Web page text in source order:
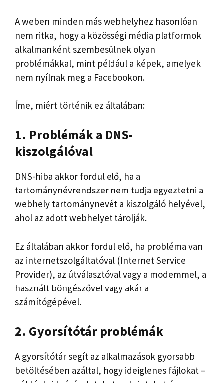
A weben minden más webhelyhez hasonlóan
nem ritka, hogy a közösségi média platformok
alkalmanként szembesülnek olyan
problémákkal, mint például a képek, amelyek
nem nyílnak meg a Facebookon.
Íme, miért történik ez általában:
1. Problémák a DNS-
kiszolgálóval
DNS-hiba akkor fordul elő, ha a
tartománynévrendszer nem tudja egyeztetni a
webhely tartománynevét a kiszolgáló helyével,
ahol az adott webhelyet tárolják.
Ez általában akkor fordul elő, ha probléma van
az internetszolgáltatóval (Internet Service
Provider), az útválasztóval vagy a modemmel, a
használt böngészővel vagy akár a
számítógépével.
2. Gyorsítótár problémák
A gyorsítótár segít az alkalmazások gyorsabb
betöltésében azáltal, hogy ideiglenes fájlokat –